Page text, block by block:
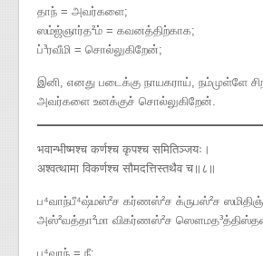
தாந் = அவர்களை;
ஸம்ஜ்ஞார்த²ம் = கவனத்திற்காக;
ப்³ரவீமி = சொல்லுகிறேன்;
இனி, எனது படைக்கு நாயகராய், நம்முள்ளே
அவர்களை உனக்குச் சொல்லுகிறேன்.
भवान्भीष्मश्च कर्णश्च कृपश्च समितिञ्जयः।
अश्वत्थामा विकर्णश्च सौमदत्तिस्तथैव च॥८॥
ப⁴வாந்பீ⁴ஷ்மஸ்²ச கர்ணஸ்²ச க்ருபஸ்²ச
அஸ்²வத்தா²மா விகர்ணஸ்²ச
ப⁴வாந் = நீ;